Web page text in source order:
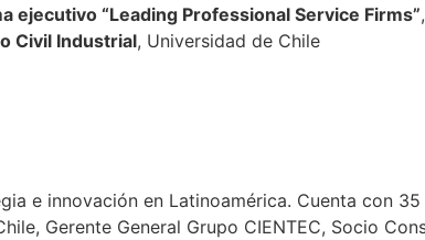
ejecutivo “Leading Professional Service Firms”
Civil Industrial, Universidad de Chile
e innovación en Latinoamérica. Cuenta con
Gerente General Grupo CIENTEC, Socio